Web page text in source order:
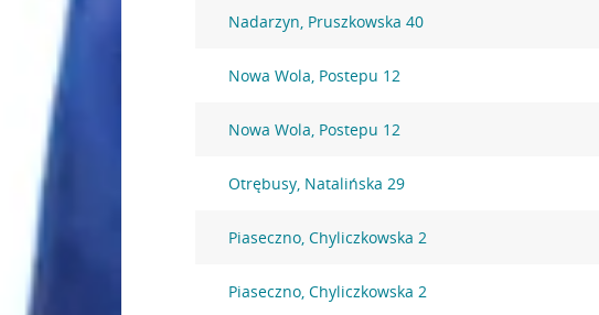
Nadarzyn, Pruszkowska 40
Nowa Wola, Postepu 12
Nowa Wola, Postepu 12
Otrębusy, Natalińska 29
Piaseczno, Chyliczkowska 2
Piaseczno, Chyliczkowska 2